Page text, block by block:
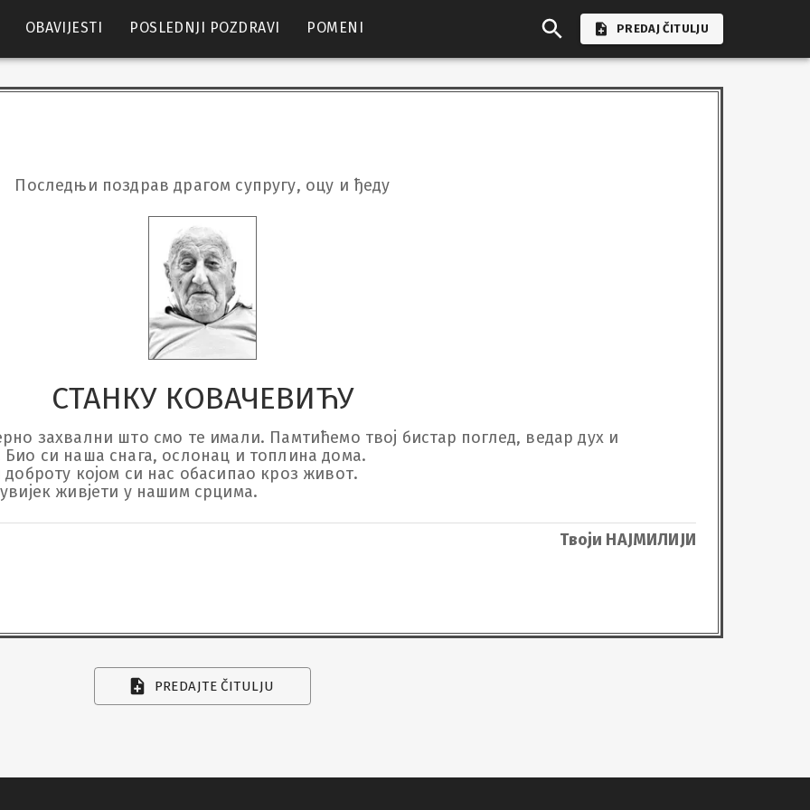
OBAVIJESTI POSLEDNJI POZDRAVI POMENI PREDAJ ČITULJU
Последњи поздрав драгом супругу, оцу и ђеду
СТАНКУ КОВАЧЕВИЋУ
захвални што смо те имали. Памтићемо твој бистар поглед, ведар дух и
си наша снага, ослонац и топлина дома.
којом си нас обасипао кроз живот.
живјети у нашим срцима.
Твоји НАЈМИЛИЈИ
PREDAJTE ČITULJU